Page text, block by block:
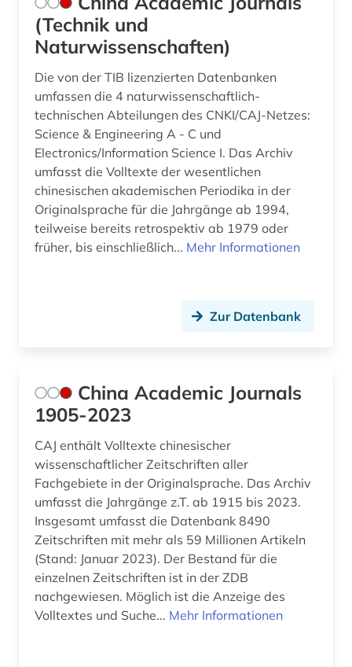
(Technik und
Naturwissenschaften)
Die von der TIB lizenzierten Datenbanken
umfassen die 4 naturwissenschaftlich-
technischen Abteilungen des CNKI/CAJ-Netzes:
Science & Engineering A - C und
Electronics/Information Science I. Das Archiv
umfasst die Volltexte der wesentlichen
chinesischen akademischen Periodika in der
Originalsprache für die Jahrgänge ab 1994,
teilweise bereits retrospektiv ab 1979 oder
früher, bis einschließlich... Mehr Informationen
Zur Datenbank
China Academic Journals
1905-2023
CAJ enthält Volltexte chinesischer
wissenschaftlicher Zeitschriften aller
Fachgebiete in der Originalsprache. Das Archiv
umfasst die Jahrgänge z.T. ab 1915 bis 2023.
Insgesamt umfasst die Datenbank 8490
Zeitschriften mit mehr als 59 Millionen Artikeln
(Stand: Januar 2023). Der Bestand für die
einzelnen Zeitschriften ist in der ZDB
nachgewiesen. Möglich ist die Anzeige des
Volltextes und Suche... Mehr Informationen